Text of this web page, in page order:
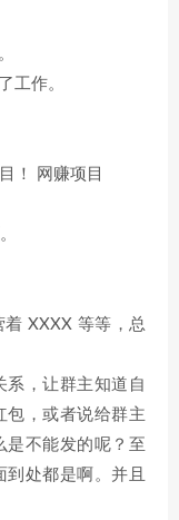
工作。
XXXX 等等，总
系，让群主知道自
包，或者说给群主
是不能发的呢？至
处都是啊。并且